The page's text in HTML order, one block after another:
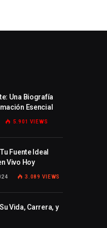
Una Biografía
Esencial
5.901 VIEWS
Fuente Ideal
Vivo Hoy
3.089 VIEWS
Vida, Carrera, y